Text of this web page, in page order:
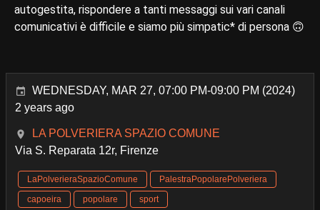
autogestita, rispondere a tanti messaggi sui vari canali
comunicativi è difficile e siamo più simpatic* di persona 🙃
WEDNESDAY, MAR 27, 07:00 PM-09:00 PM (2024)
2 years ago
LA POLVERIERA SPAZIO COMUNE
Via S. Reparata 12r, Firenze
LaPolverieraSpazioComune
PalestraPopolarePolveriera
capoeira
popolare sport